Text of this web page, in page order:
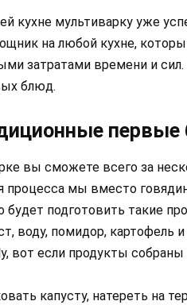
кухне мультиварку уже
на любой кухне,
затратами времени и
блюд.
вы сможете всего за
процесса мы вместо
подготовить такие
воду, помидор, картофель
вот если продукты
капусту, натереть на